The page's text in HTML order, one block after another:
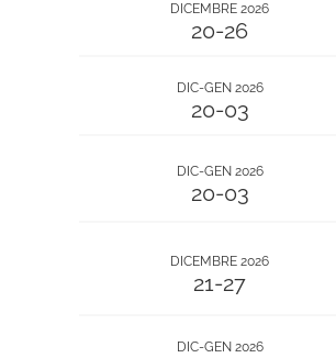
DICEMBRE 2026
20-26
DIC-GEN 2026
20-03
DIC-GEN 2026
20-03
DICEMBRE 2026
21-27
DIC-GEN 2026